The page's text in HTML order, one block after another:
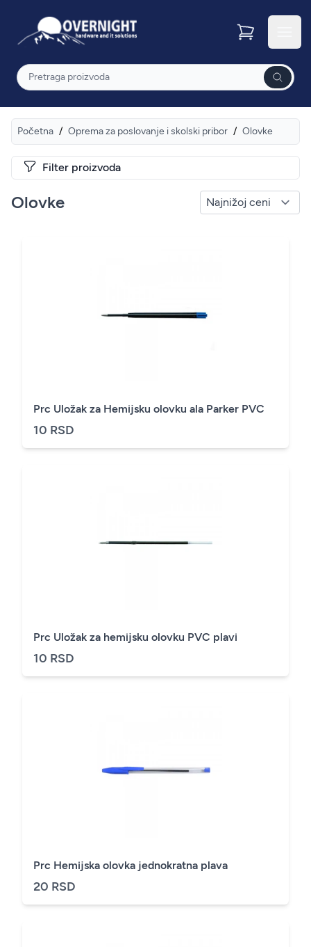
Overnight
Pretraga
Početna / Oprema za poslovanje i skolski pribor / Olovke
Filter proizvoda
Olovke
Prc Uložak za Hemijsku olovku ala Parker PVC
10 RSD
Prc Uložak za hemijsku olovku PVC plavi
10 RSD
Prc Hemijska olovka jednokratna plava
20 RSD